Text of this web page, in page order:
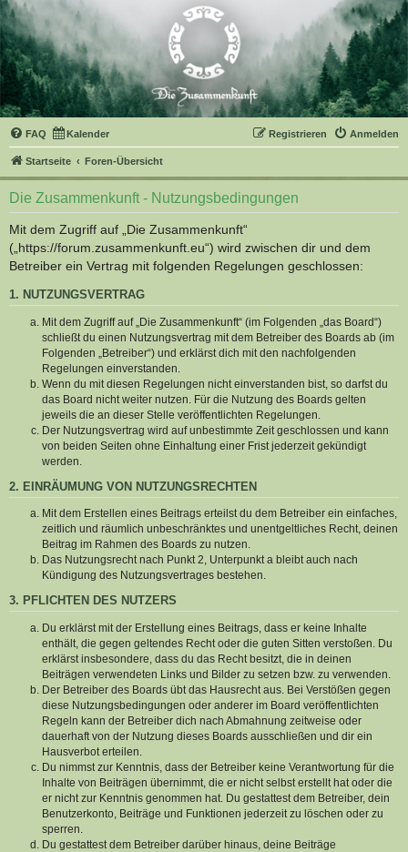
FAQ Kalender Anmelden
Registrieren
Startseite Foren-Übersicht
Die Zusammenkunft - Nutzungsbedingungen
Mit dem Zugriff auf „Die Zusammenkunft“
(„https://forum.zusammenkunft.eu“) wird zwischen dir und dem
Betreiber ein Vertrag mit folgenden Regelungen geschlossen:
1. NUTZUNGSVERTRAG
Mit dem Zugriff auf „Die Zusammenkunft“ (im Folgenden „das Board“)
schließt du einen Nutzungsvertrag mit dem Betreiber des Boards ab (im
Folgenden „Betreiber“) und erklärst dich mit den nachfolgenden
Regelungen einverstanden.
Wenn du mit diesen Regelungen nicht einverstanden bist, so darfst du
das Board nicht weiter nutzen. Für die Nutzung des Boards gelten
jeweils die an dieser Stelle veröffentlichten Regelungen.
Der Nutzungsvertrag wird auf unbestimmte Zeit geschlossen und kann
von beiden Seiten ohne Einhaltung einer Frist jederzeit gekündigt
werden.
2. EINRÄUMUNG VON NUTZUNGSRECHTEN
Mit dem Erstellen eines Beitrags erteilst du dem Betreiber ein einfaches,
zeitlich und räumlich unbeschränktes und unentgeltliches Recht, deinen
Beitrag im Rahmen des Boards zu nutzen.
Das Nutzungsrecht nach Punkt 2, Unterpunkt a bleibt auch nach
Kündigung des Nutzungsvertrages bestehen.
3. PFLICHTEN DES NUTZERS
Du erklärst mit der Erstellung eines Beitrags, dass er keine Inhalte
enthält, die gegen geltendes Recht oder die guten Sitten verstoßen. Du
erklärst insbesondere, dass du das Recht besitzt, die in deinen
Beiträgen verwendeten Links und Bilder zu setzen bzw. zu verwenden.
Der Betreiber des Boards übt das Hausrecht aus. Bei Verstößen gegen
diese Nutzungsbedingungen oder anderer im Board veröffentlichten
Regeln kann der Betreiber dich nach Abmahnung zeitweise oder
dauerhaft von der Nutzung dieses Boards ausschließen und dir ein
Hausverbot erteilen.
Du nimmst zur Kenntnis, dass der Betreiber keine Verantwortung für die
Inhalte von Beiträgen übernimmt, die er nicht selbst erstellt hat oder die
er nicht zur Kenntnis genommen hat. Du gestattest dem Betreiber, dein
Benutzerkonto, Beiträge und Funktionen jederzeit zu löschen oder zu
sperren.
Du gestattest dem Betreiber darüber hinaus, deine Beiträge